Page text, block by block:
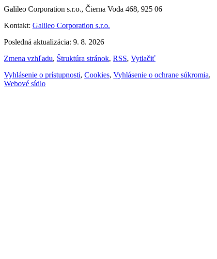
Galileo Corporation s.r.o., Čierna Voda 468, 925 06
Kontakt: Galileo Corporation s.r.o.
Posledná aktualizácia: 9. 8. 2026
Zmena vzhľadu, Štruktúra stránok, RSS, Vytlačiť
Vyhlásenie o prístupnosti, Cookies, Vyhlásenie o ochrane súkromia,
Webové sídlo